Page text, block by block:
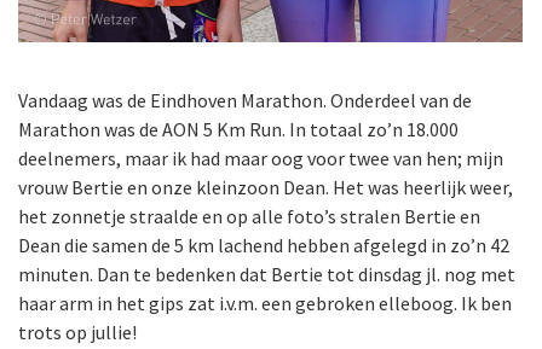
Vandaag was de Eindhoven Marathon. Onderdeel van de
Marathon was de AON 5 Km Run. In totaal zo’n 18.000
deelnemers, maar ik had maar oog voor twee van hen; mijn
vrouw Bertie en onze kleinzoon Dean. Het was heerlijk weer,
het zonnetje straalde en op alle foto’s stralen Bertie en
Dean die samen de 5 km lachend hebben afgelegd in zo’n 42
minuten. Dan te bedenken dat Bertie tot dinsdag jl. nog met
haar arm in het gips zat i.v.m. een gebroken elleboog. Ik ben
trots op jullie!